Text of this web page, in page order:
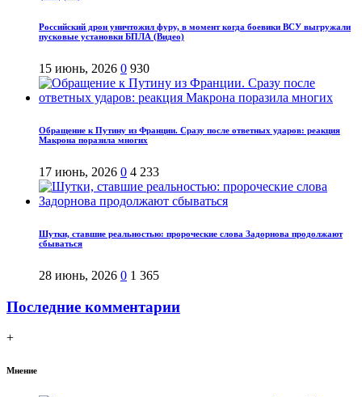
Российский дрон уничтожил фуру, в момент когда боевики ВСУ выгружали
пусковые установки БПЛА (Видео)
15 июнь, 2026 0 930
Обращение к Путину из Франции. Сразу после ответных ударов: реакция
Макрона поразила многих
17 июнь, 2026 0 4 233
Шутки, ставшие реальностью: пророческие слова Задорнова продолжают
сбываться
28 июнь, 2026 0 1 365
Последние комментарии
+
Мнение